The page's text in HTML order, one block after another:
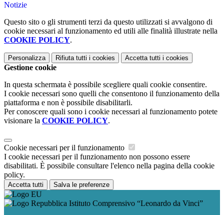
Notizie
Questo sito o gli strumenti terzi da questo utilizzati si avvalgono di
cookie necessari al funzionamento ed utili alle finalità illustrate nella
COOKIE POLICY.
Personalizza Rifiuta tutti i cookies Accetta tutti i cookies
Gestione cookie
In questa schermata è possibile scegliere quali cookie consentire.
I cookie necessari sono quelli che consentono il funzionamento della
piattaforma e non è possibile disabilitarli.
Per conoscere quali sono i cookie necessari al funzionamento potete
visionare la COOKIE POLICY.
Cookie necessari per il funzionamento
I cookie necessari per il funzionamento non possono essere
disabilitati. È possibile consultare l'elenco nella pagina della cookie
policy.
Accetta tutti Salva le preferenze
Istituto Comprensivo “Leonardo da Vinci”